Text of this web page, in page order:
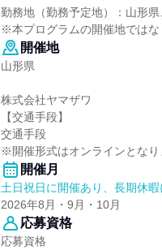
勤務地（勤務予定地）：山形県
※本プログラムの開催地ではな
開催地
山形県
株式会社ヤマザワ
【交通手段】
交通手段
※開催形式はオンラインとなり
開催月
土日祝日に開催あり、長期休暇
2026年8月・9月・10月
応募資格
応募資格